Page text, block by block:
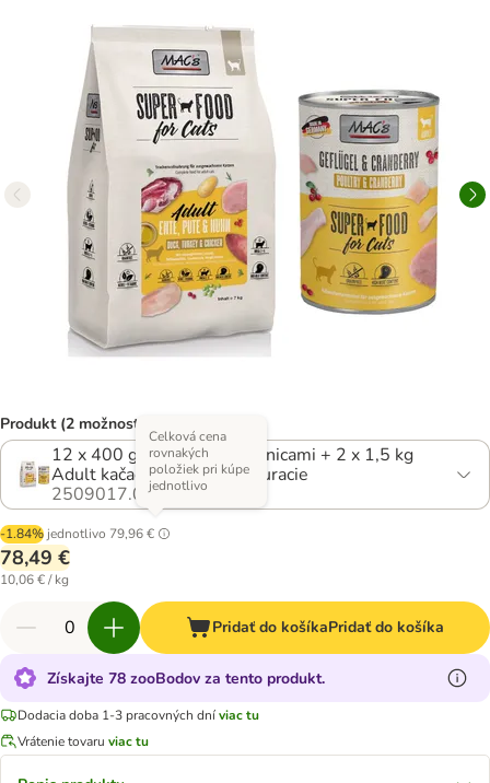
Produkt (2 možností)
12 x 400 g hydinové s brusnicami + 2 x 1,5 kg
Adult kačacie, morčacie a kuracie
2509017.0
-1.84% jednotlivo 79,96 €
Celková cena
rovnakých
položiek pri kúpe
jednotlivo
78,49 €
10,06 € / kg
Pridať do košíkaPridať do košíka
Získajte 78 zooBodov za tento produkt.
Dodacia doba 1-3 pracovných dníviac tu
Vrátenie tovaru viac tu